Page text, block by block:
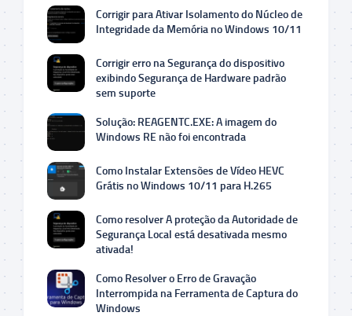
Corrigir para Ativar Isolamento do Núcleo de
Integridade da Memória no Windows 10/11
Corrigir erro na Segurança do dispositivo
exibindo Segurança de Hardware padrão
sem suporte
Solução: REAGENTC.EXE: A imagem do
Windows RE não foi encontrada
Como Instalar Extensões de Vídeo HEVC
Grátis no Windows 10/11 para H.265
Como resolver A proteção da Autoridade de
Segurança Local está desativada mesmo
ativada!
Como Resolver o Erro de Gravação
Interrompida na Ferramenta de Captura do
Windows